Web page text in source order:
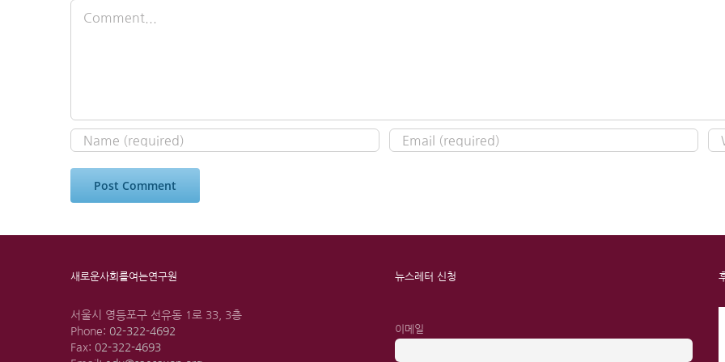
새로운사회를여는연구원
서울시 영등포구 선유동 1로 33, 3층
Phone: 02-322-4692
Fax: 02-322-4693
뉴스레터 신청
이메일